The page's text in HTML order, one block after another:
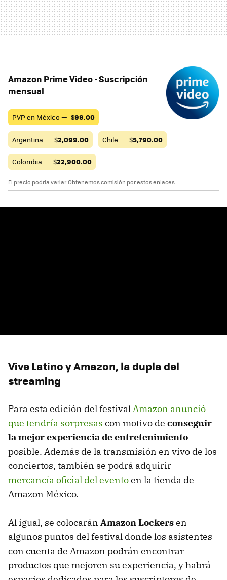
Amazon Prime Video - Suscripción
mensual
PVP en México — $99.00
Argentina — $2,099.00 Chile — $5,790.00
Colombia — $22,900.00
El precio podría variar. Obtenemos comisión por estos enlaces
Vive Latino y Amazon, la dupla del
streaming
Para esta edición del festivalAmazon anunció
que tendría sorpresas con motivo de conseguir
la mejor experiencia de entretenimiento
posible. Además de la transmisión en vivo de los
conciertos, también se podrá adquirir
mercancía oficial del eventoen la tienda de
Amazon México.
Al igual, se colocarán Amazon Lockersen
algunos puntos del festival donde los asistentes
con cuenta de Amazon podrán encontrar
productos que mejoren su experiencia, y habrá